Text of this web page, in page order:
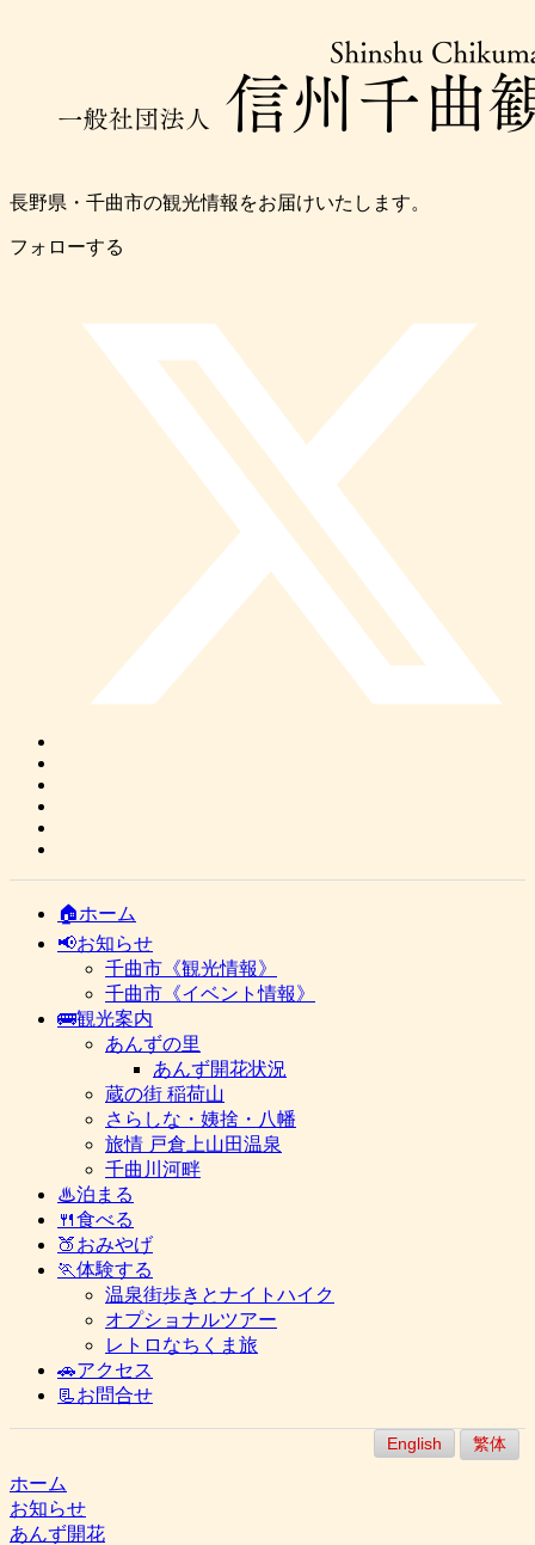
長野県・千曲市の観光情報をお届けいたします。
フォローする
🏠ホーム
📢お知らせ
千曲市《観光情報》
千曲市《イベント情報》
🚌観光案内
あんずの里
あんず開花状況
蔵の街 稲荷山
さらしな・姨捨・八幡
旅情 戸倉上山田温泉
千曲川河畔
♨泊まる
🍴食べる
🍑おみやげ
🏃体験する
温泉街歩きとナイトハイク
オプショナルツアー
レトロなちくま旅
🚗アクセス
📃お問合せ
English 繁体
ホーム
お知らせ
あんず開花